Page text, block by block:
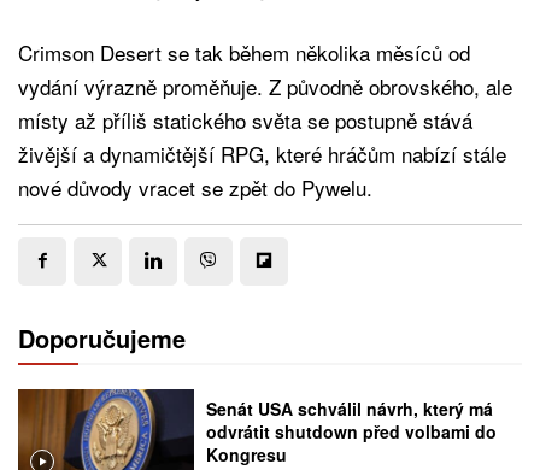
Crimson Desert se tak během několika měsíců od
vydání výrazně proměňuje. Z původně obrovského, ale
místy až příliš statického světa se postupně stává
živější a dynamičtější RPG, které hráčům nabízí stále
nové důvody vracet se zpět do Pywelu.
Doporučujeme
Senát USA schválil návrh, který má
odvrátit shutdown před volbami do
Kongresu